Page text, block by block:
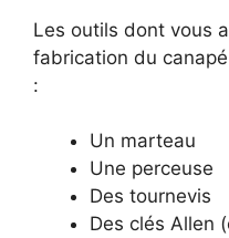
Les outils dont vous
fabrication du
:
Un marteau
Une perceuse
Des tournevis
Des clés Allen